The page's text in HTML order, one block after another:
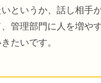
というか、話し相手
管理部門に人を増や
たいです。